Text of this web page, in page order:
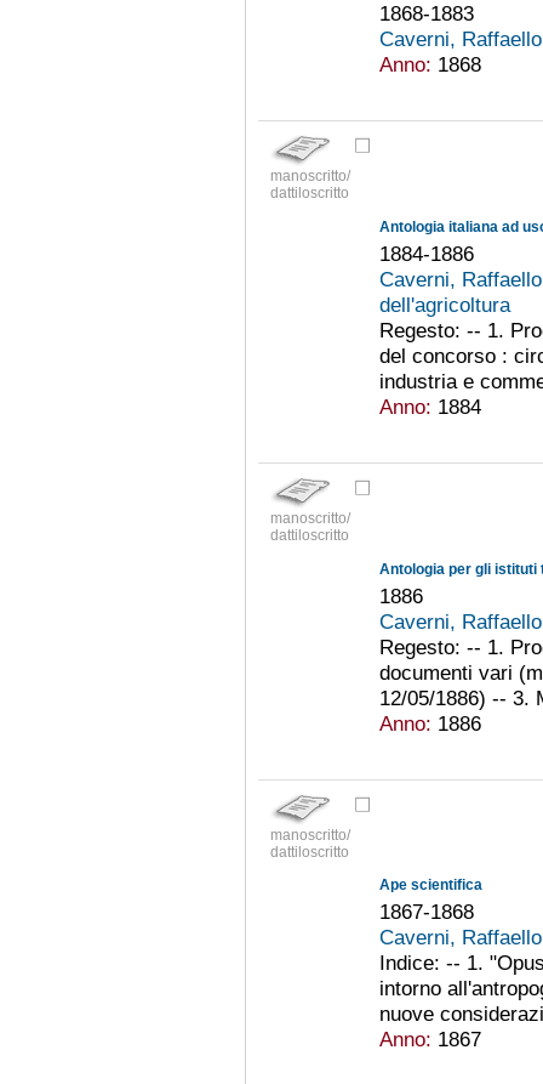
1868-1883
Caverni,
Anno: 1868
manoscritto/
dattiloscritto
1884-1886
Caverni,
dell'agricoltura
Regesto: -- 1.
del concorso :
industria e
Anno: 1884
manoscritto/
dattiloscritto
Antologia per gli istituti
1886
Caverni,
Regesto: -- 1.
documenti vari
12/05/1886) -- 3.
Anno: 1886
manoscritto/
dattiloscritto
Ape scientifica
1867-1868
Caverni,
Indice: -- 1.
intorno
nuove
Anno: 1867